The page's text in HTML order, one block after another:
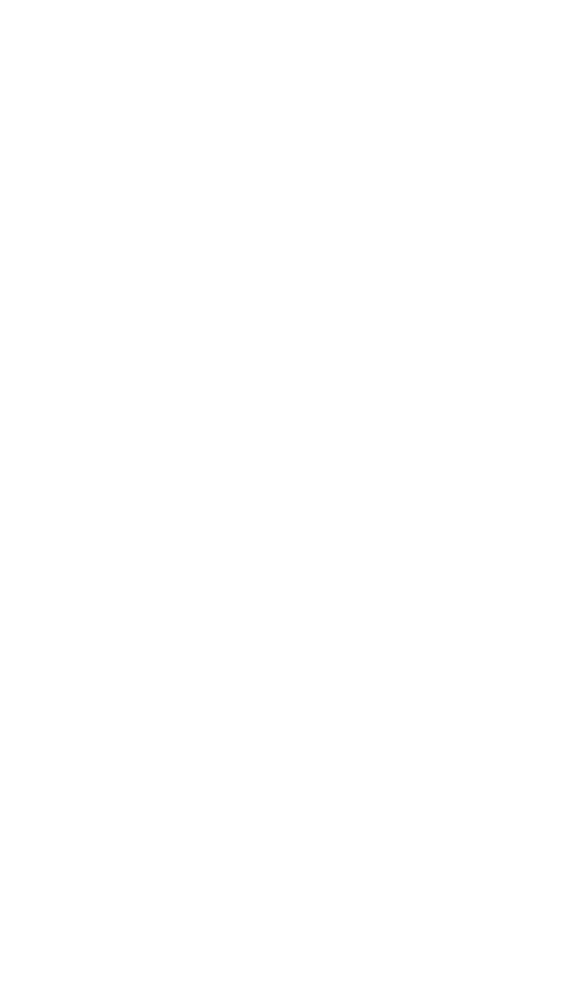
Fans der einzigartigen Zeichnungen faszinierend
im Laufe der Zeit immer interessanter geworden.
sogenannten Graded Comics. Der Online-Shop Comic King
spezialisiert und bietet somit eine beeindruckende
steckt eigentlich hinter dem Konzept der Graded Comics
und zeigt außerdem auf, was Comic-Fans bei einem solchen
Comics?
achten?
Comics
Comics, die von professionellen Bewertungsunternehmen,
Guaranty Company, oder dem CBCS, dem Comic Book
und in einem speziellen, schützenden Kunststoffgehäuse
0,5 − Poor − bis 10,0 − Gem Mint − und basieren auf
unter anderem in dem Erhaltungszustand, der Druckqualität
solche professionelle Bewertung wird der Zustand eines
dokumentiert. Dadurch wird Transparenz hinsichtlich des